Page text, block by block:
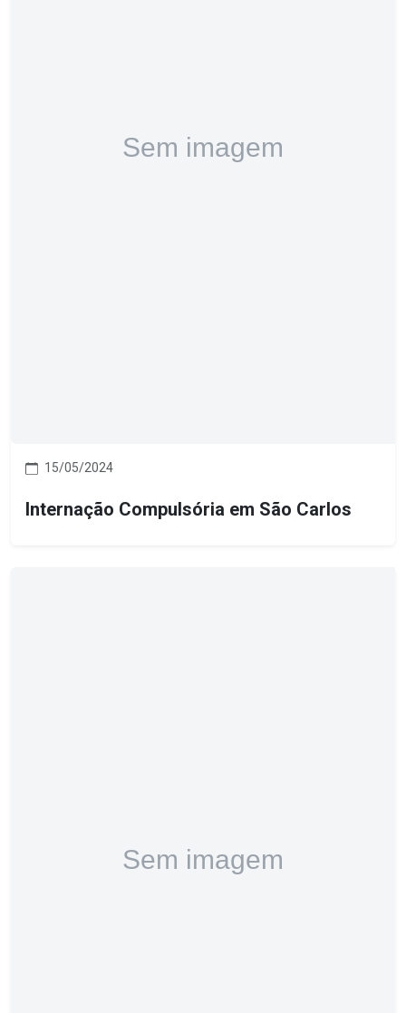
15/05/2024
Internação Compulsória em São Carlos